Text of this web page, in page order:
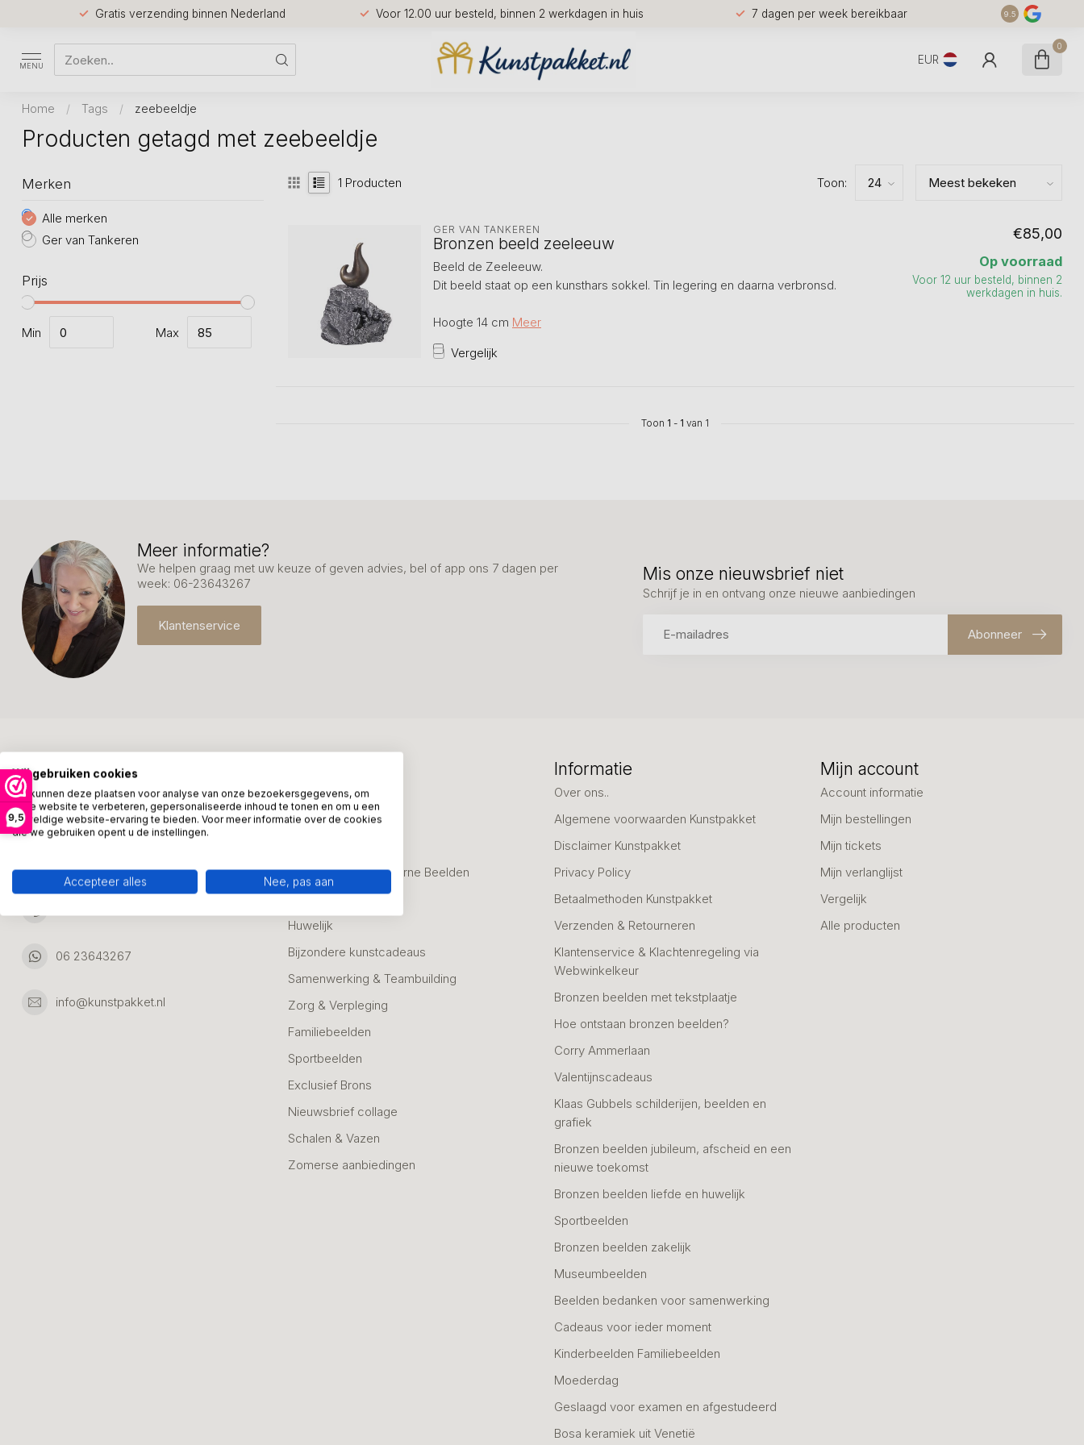
9,5
Gratis verzending binnen Nederland Voor 12.00 uur besteld, binnen 2 werkdagen in huis 7 dagen per week bereikbaar 9.5
MENU EUR
0
Home / Tags / zeebeeldje
Producten getagd met zeebeeldje
Merken
Alle merken
Ger van Tankeren
Prijs
Min Max
1 Producten Toon:
GER VAN TANKEREN
Bronzen beeld zeeleeuw
Beeld de Zeeleeuw.
Dit beeld staat op een kunsthars sokkel. Tin legering en daarna verbronsd.
Hoogte 14 cm Meer
Vergelijk
€85,00
Op voorraad
Voor 12 uur besteld, binnen 2
werkdagen in huis.
Toon 1 - 1 van 1
Meer informatie?
We helpen graag met uw keuze of geven advies, bel of app ons 7 dagen per
week: 06-23643267
Klantenservice
Mis onze nieuwsbrief niet
Schrijf je in en ontvang onze nieuwe aanbiedingen
Abonneer
Kunstpakket Nederland
Adresgegevens:
Ambachtsweg 46
Nederland
06 23643267
info@kunstpakket.nl
Zakelijke Cadeaus
Bedanken
Alle Bronzen & Moderne Beelden
Geslaagd
Huwelijk
Bijzondere kunstcadeaus
Samenwerking & Teambuilding
Zorg & Verpleging
Familiebeelden
Sportbeelden
Exclusief Brons
Nieuwsbrief collage
Schalen & Vazen
Zomerse aanbiedingen
Informatie
Over ons..
Algemene voorwaarden Kunstpakket
Disclaimer Kunstpakket
Privacy Policy
Betaalmethoden Kunstpakket
Verzenden & Retourneren
Klantenservice & Klachtenregeling via
Webwinkelkeur
Bronzen beelden met tekstplaatje
Hoe ontstaan bronzen beelden?
Corry Ammerlaan
Valentijnscadeaus
Klaas Gubbels schilderijen, beelden en
grafiek
Bronzen beelden jubileum, afscheid en een
nieuwe toekomst
Bronzen beelden liefde en huwelijk
Sportbeelden
Bronzen beelden zakelijk
Museumbeelden
Beelden bedanken voor samenwerking
Cadeaus voor ieder moment
Kinderbeelden Familiebeelden
Moederdag
Geslaagd voor examen en afgestudeerd
Bosa keramiek uit Venetië
Mijn account
Account informatie
Mijn bestellingen
Mijn tickets
Mijn verlanglijst
Vergelijk
Alle producten
Wij gebruiken cookies
We kunnen deze plaatsen voor analyse van onze bezoekersgegevens, om
onze website te verbeteren, gepersonaliseerde inhoud te tonen en om u een
geweldige website-ervaring te bieden. Voor meer informatie over de cookies
die we gebruiken opent u de instellingen.
Accepteer alles Nee, pas aan